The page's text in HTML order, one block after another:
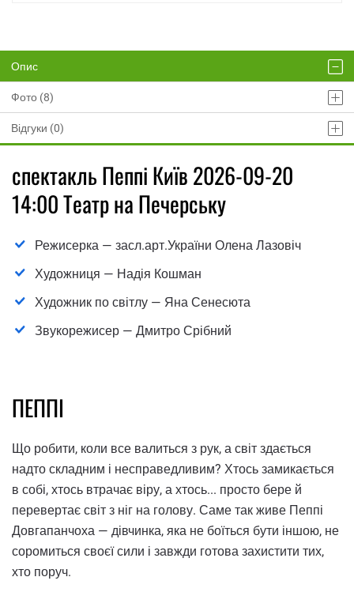
Опис
Фото (8)
Відгуки (0)
спектакль Пеппі Київ 2026-09-20
14:00 Театр на Печерську
Режисерка — засл.арт.України Олена Лазовіч
Художниця — Надія Кошман
Художник по світлу — Яна Сенесюта
Звукорежисер — Дмитро Срібний
ПЕППІ
Що робити, коли все валиться з рук, а світ здається
надто складним і несправедливим? Хтось замикається
в собі, хтось втрачає віру, а хтось... просто бере й
перевертає світ з ніг на голову. Саме так живе Пеппі
Довгапанчоха — дівчинка, яка не боїться бути іншою, не
соромиться своєї сили і завжди готова захистити тих,
хто поруч.